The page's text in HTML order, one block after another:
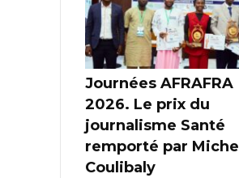
Journées AFRAFRA
2026. Le prix du
journalisme Santé
remporté par Michel
Coulibaly